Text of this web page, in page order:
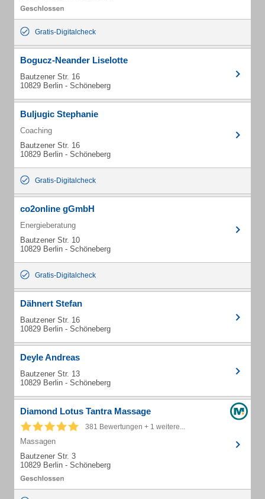
Gratis-Digitalcheck
Bogucz-Neander Liselotte
Bautzener Str. 16
10829 Berlin - Schöneberg
Buljugic Stephanie
Coaching
Bautzener Str. 16
10829 Berlin - Schöneberg
Gratis-Digitalcheck
co2online gGmbH
Energieberatung
Bautzener Str. 10
10829 Berlin - Schöneberg
Gratis-Digitalcheck
Dähnert Stefan
Bautzener Str. 16
10829 Berlin - Schöneberg
Deyle Andreas
Bautzener Str. 13
10829 Berlin - Schöneberg
Diamond Lotus Tantra Massage
381 Bewertungen + 1 weitere...
Massagen
Bautzener Str. 3
10829 Berlin - Schöneberg